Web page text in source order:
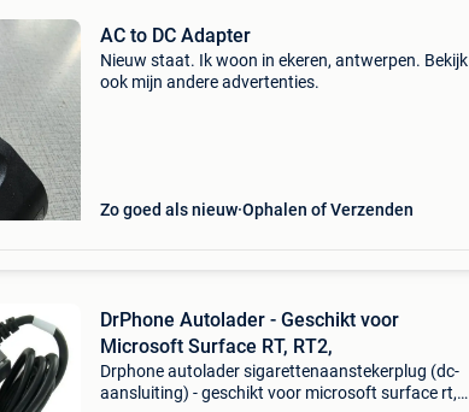
AC to DC Adapter
Nieuw staat. Ik woon in ekeren, antwerpen. Bekijk
ook mijn andere advertenties.
Zo goed als nieuw Ophalen of Verzenden
DrPhone Autolader - Geschikt voor
Microsoft Surface RT, RT2,
Drphone autolader sigarettenaanstekerplug (dc-
aansluiting) - geschikt voor microsoft surface rt,